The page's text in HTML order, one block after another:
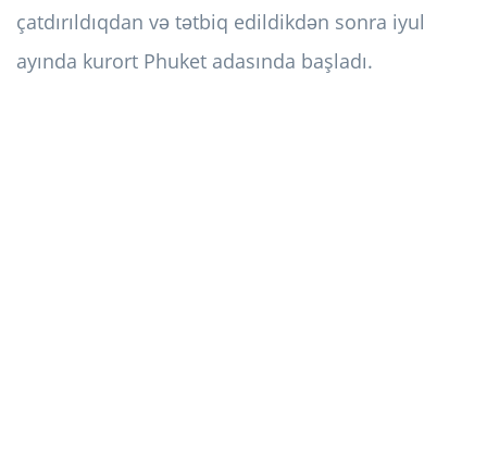
çatdırıldıqdan və tətbiq edildikdən sonra iyul
ayında kurort Phuket adasında başladı.